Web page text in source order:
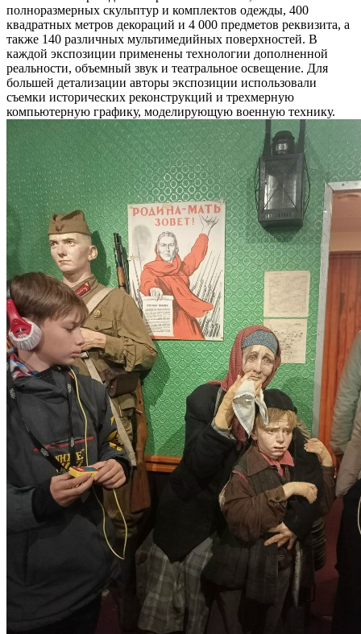
полноразмерных скульптур и комплектов одежды, 400
квадратных метров декораций и 4 000 предметов реквизита, а
также 140 различных мультимедийных поверхностей. В
каждой экспозиции применены технологии дополненной
реальности, объемный звук и театральное освещение. Для
большей детализации авторы экспозиции использовали
съемки исторических реконструкций и трехмерную
компьютерную графику, моделирующую военную технику.